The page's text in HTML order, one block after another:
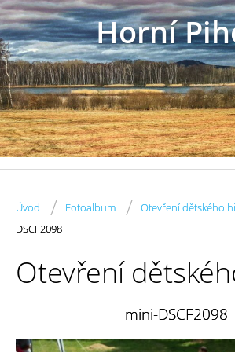
Horní
Úvod / Fotoalbum / Otevření dětského
DSCF2098
Otevření
mini-DSCF2098